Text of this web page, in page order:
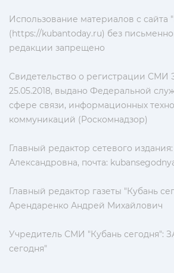
Использование материалов с сайта
(https://kubantoday.ru) без
редакции запрещено
Свидетельство о регистрации СМИ
25.05.2018, выдано Федеральной
сфере связи, информационных
коммуникаций (Роскомнадзор)
Главный редактор сетевого
Александровна, почта:
Главный редактор газеты "Кубань
Арендаренко Андрей Михайлович
Учредитель СМИ "Кубань сегодня":
сегодня"